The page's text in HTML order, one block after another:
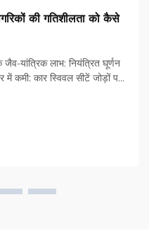
की गतिशीलता को कैसे
जैव-यांत्रिक लाभ: नियंत्रित घूर्णन
कमी: कार स्विवल सीटें जोड़ों पर
देती हैं। जब...